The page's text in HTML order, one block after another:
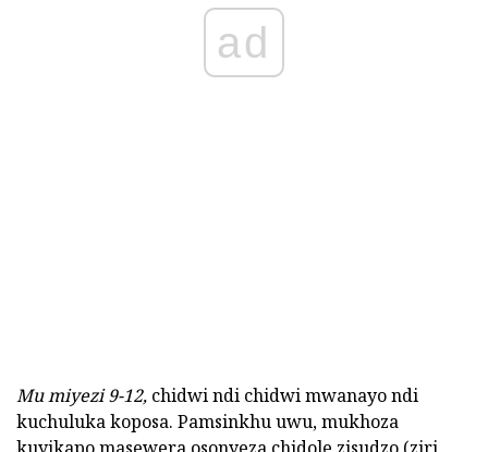
ad
Mu miyezi 9-12, chidwi ndi chidwi mwanayo ndi
kuchuluka koposa. Pamsinkhu uwu, mukhoza